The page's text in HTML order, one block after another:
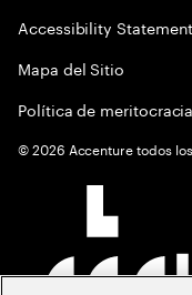
Accessibility Statement
Mapa del Sitio
Política de meritocracia
©2026 Accenture todos